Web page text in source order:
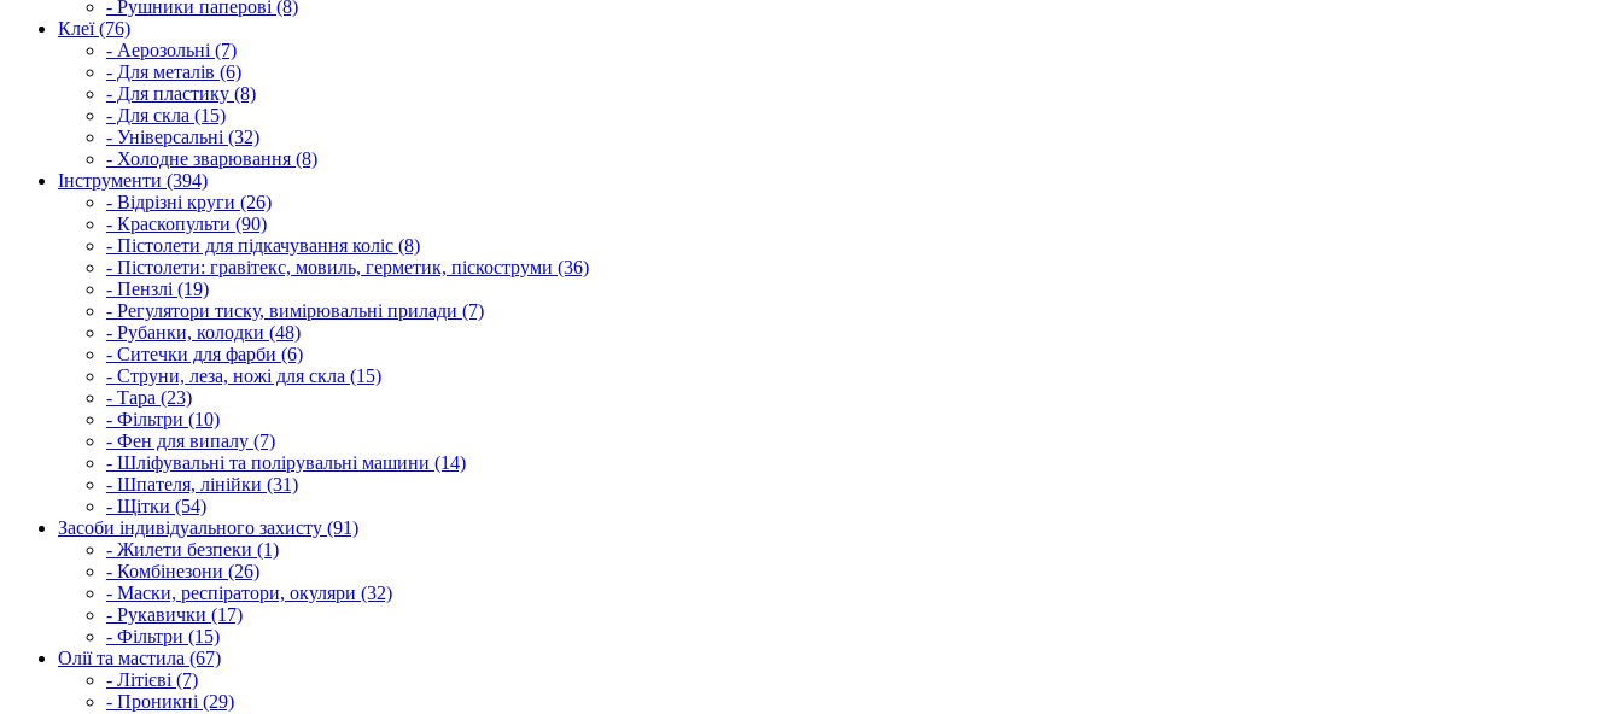
- Рушники паперові (8)
Клеї (76)
- Аерозольні (7)
- Для металів (6)
- Для пластику (8)
- Для скла (15)
- Універсальні (32)
- Холодне зварювання (8)
Інструменти (394)
- Відрізні круги (26)
- Краскопульти (90)
- Пістолети для підкачування коліс (8)
- Пістолети: гравітекс, мовиль, герметик, піскоструми (36)
- Пензлі (19)
- Регулятори тиску, вимірювальні прилади (7)
- Рубанки, колодки (48)
- Ситечки для фарби (6)
- Струни, леза, ножі для скла (15)
- Тара (23)
- Фільтри (10)
- Фен для випалу (7)
- Шліфувальні та полірувальні машини (14)
- Шпателя, лінійки (31)
- Щітки (54)
Засоби індивідуального захисту (91)
- Жилети безпеки (1)
- Комбінезони (26)
- Маски, респіратори, окуляри (32)
- Рукавички (17)
- Фільтри (15)
Олії та мастила (67)
- Літієві (7)
- Проникні (29)